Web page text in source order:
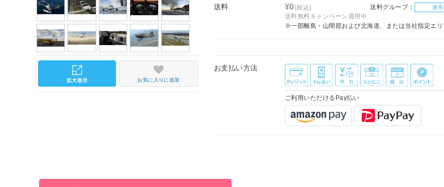
送料 ¥0(税込) 送料グループ： 通常
送料無料キャンペーン適用中
※一部離島・山間部および北海道、または当社指定エリ
お支払い方法
ご利用いただけるPay払い
お気に入りに追加